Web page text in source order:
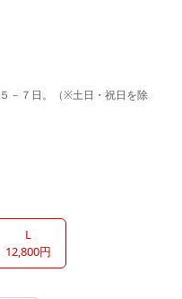
－７日。（※土日・祝日を除
L
12,800円